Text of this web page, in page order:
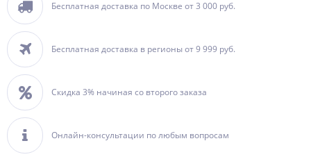
Бесплатная доставка по Москве от 3 000 руб.
Бесплатная доставка в регионы от 9 999 руб.
Скидка 3% начиная со второго заказа
Онлайн-консультации по любым вопросам